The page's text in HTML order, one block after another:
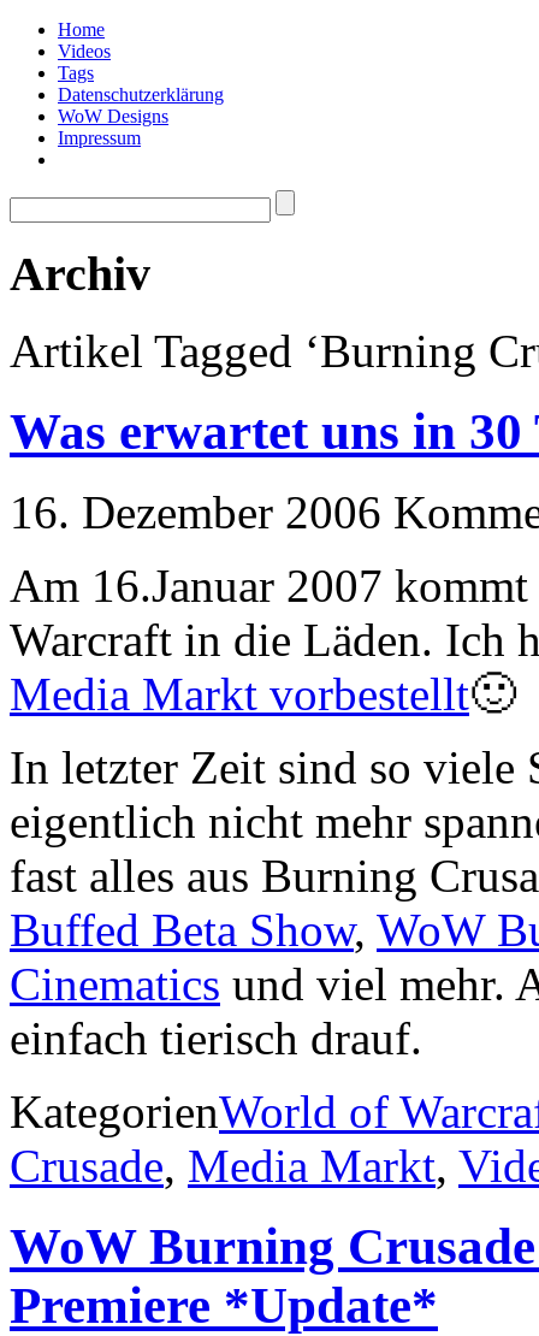
Home
Videos
Tags
Datenschutzerklärung
WoW Designs
Impressum
Archiv
Artikel Tagged ‘Burning
Was erwartet uns in 30
16. Dezember 2006
Am 16.Januar 2007
Warcraft in die Läden. Ich
Media Markt vorbestellt🙂
In letzter Zeit sind so viele
eigentlich nicht mehr
fast alles aus Burning
Buffed Beta Show, WoW
Cinematics und viel mehr.
einfach tierisch drauf.
KategorienWorld of
Crusade, Media Markt,
WoW Burning
Premiere *Update*